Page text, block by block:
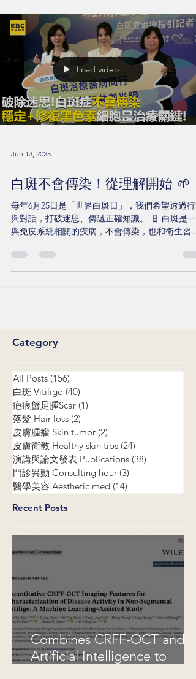
Load video
Jun 13, 2025
白斑不會傳染！從理解開始 🌱
每年6月25日是「世界白斑日」，我們希望透過行
與免疫系統相關的疾病，不會傳染，也和衛生習慣
All Posts (156)
156 posts
白斑 Vitiligo
(40)40 posts
疤痕蟹足腫Scar (1)
1 post
落髮 Hair loss(2)
2 posts
皮膚腫瘤 Skin tumor
(2)
2 posts
皮膚衛教 Healthy skin tips
(24)
24 posts
演講與論文發表 Publications
門診異動 Consulting hour (3)3 posts
醫學美容 Aesthetic med
Combines CRFF-OCT and